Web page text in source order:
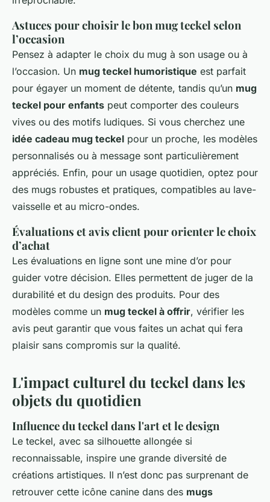
Astuces pour choisir le bon mug teckel selon
l’occasion
Pensez à adapter le choix du mug à son usage ou à
l’occasion. Un mug teckel humoristique est parfait
pour égayer un moment de détente, tandis qu’un mug
teckel pour enfants peut comporter des couleurs
vives ou des motifs ludiques. Si vous cherchez une
idée cadeau mug teckel pour un proche, les modèles
personnalisés ou à message sont particulièrement
appréciés. Enfin, pour un usage quotidien, optez pour
des mugs robustes et pratiques, compatibles au lave-
vaisselle et au micro-ondes.
Évaluations et avis client pour orienter le choix
d’achat
Les évaluations en ligne sont une mine d’or pour
guider votre décision. Elles permettent de juger de la
durabilité et du design des produits. Pour des
modèles comme un mug teckel à offrir, vérifier les
avis peut garantir que vous faites un achat qui fera
plaisir sans compromis sur la qualité.
L'impact culturel du teckel dans les
objets du quotidien
Influence du teckel dans l'art et le design
Le teckel, avec sa silhouette allongée si
reconnaissable, inspire une grande diversité de
créations artistiques. Il n’est donc pas surprenant de
retrouver cette icône canine dans des mugs